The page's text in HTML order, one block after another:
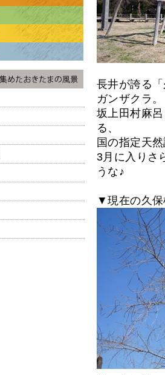
長井が誇る
ガンザクラ。
坂上田村麻
る、
国の指定天
3月に入りさ
うな♪
▼現在の久